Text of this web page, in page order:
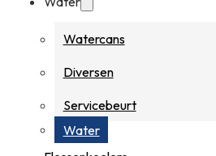
Watercans
Diversen
Servicebeurt
Water